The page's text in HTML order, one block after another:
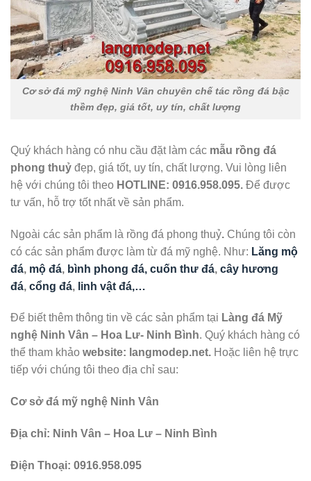
Cơ sở đá mỹ nghệ Ninh Vân chuyên chế tác rồng đá bậc
thềm đẹp, giá tốt, uy tín, chất lượng
Quý khách hàng có nhu cầu đặt làm các mẫu rồng đá
phong thuỷ đẹp, giá tốt, uy tín, chất lượng. Vui lòng liên
hệ với chúng tôi theo HOTLINE: 0916.958.095. Để được
tư vấn, hỗ trợ tốt nhất về sản phẩm.
Ngoài các sản phẩm là rồng đá phong thuỷ. Chúng tôi còn
có các sản phẩm được làm từ đá mỹ nghệ. Như: Lăng mộ
đá, mộ đá, bình phong đá, cuốn thư đá, cây hương
đá, cổng đá, linh vật đá,…
Để biết thêm thông tin về các sản phẩm tại Làng đá Mỹ
nghệ Ninh Vân – Hoa Lư- Ninh Bình. Quý khách hàng có
thể tham khảo website: langmodep.net. Hoặc liên hệ trực
tiếp với chúng tôi theo địa chỉ sau:
Cơ sở đá mỹ nghệ Ninh Vân
Địa chỉ: Ninh Vân – Hoa Lư – Ninh Bình
Điện Thoại: 0916.958.095